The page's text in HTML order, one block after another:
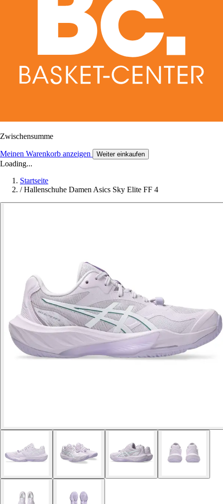
Zwischensumme
Meinen Warenkorb anzeigen Weiter einkaufen
Loading...
Startseite
/ Hallenschuhe Damen Asics Sky Elite FF 4